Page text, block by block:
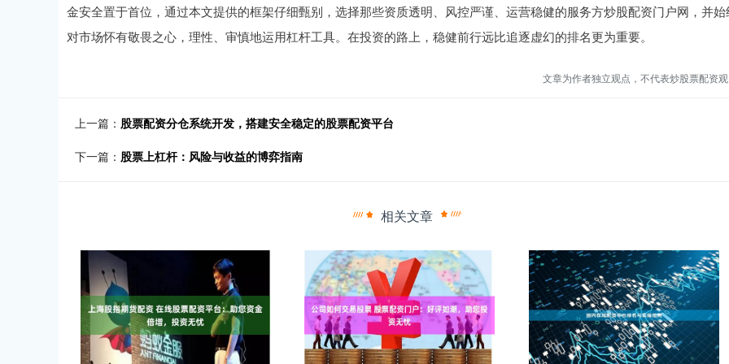
金安全置于首位，通过本文提供的框架仔细甄别，选择那些资质透明、风控严谨、运营稳健的服务方炒股配资门户网，并始
对市场怀有敬畏之心，理性、审慎地运用杠杆工具。在投资的路上，稳健前行远比追逐虚幻的排名更为重要。
文章为作者独立观点，不代表炒股票配资
上一篇： 股票配资分仓系统开发，搭建安全稳定的股票配资平台
下一篇： 股票上杠杆：风险与收益的博弈指南
相关文章